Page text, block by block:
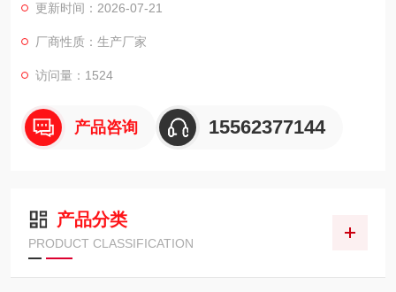
更新时间：2026-07-21
厂商性质：生产厂家
访问量：1524
产品咨询 15562377144
产品分类
PRODUCT CLASSIFICATION